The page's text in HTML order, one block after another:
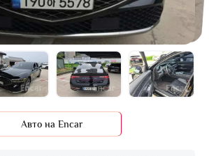
Авто на Encar